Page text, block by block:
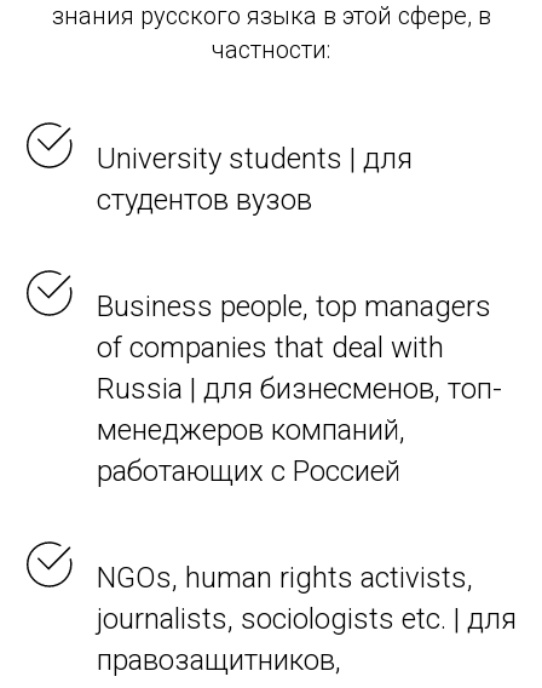
знания русского языка в этой сфере, в
частности:
University students | для
студентов вузов
Business people, top managers
of companies that deal with
Russia | для бизнесменов, топ-
менеджеров компаний,
работающих с Россией
NGOs, human rights activists,
journalists, sociologists etc. | для
правозащитников,